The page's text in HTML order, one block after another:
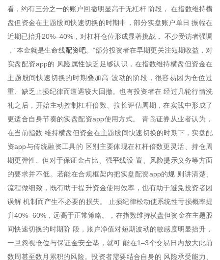
看，约有三分之一的账户回撤明显高于无杠杆 阶段， 在指数维持横
盘但资金在主题股间快速切换的时期中，部分实盘账户单日 振幅在
近期已抬升20%–40%，对杠杆仓位形成显著挑战， 不少受访者强调
，“本金就是生命线配资吧。”部分投资者在早期更关注短期收益，对
实盘配资app的 风险属性缺乏足够认识，在指数维持横盘但资金在
主题股间快速切换的时期叠加高 波动的阶段，很容易因为仓位过
重、缺乏止损纪律而遭遇较大回撤。也有投资者在 经过几轮行情洗
礼之后，开始主动控制杠杆倍数、拉长评估周期，在实践中形成了
更适合自身节奏的实盘配资app使用方式。 青岛证券从业者认为，
在当前指数 维持横盘但资金在主题股间快速切换的时期下，实盘配
资app与传统融资工具的 区别主要体现在杠杆倍数更灵活、持仓周
期更弹性、但对于保证金占比、强平线设 置、风险提示义务等方面
的要求并不低。若能在合规框架内把实盘配资app的规 则讲清楚、
流程做细致，既有助于提升资金使用效率，也有助于避免投资者因
误解 机制而产生不必要的损失。 止损纪律松动使系统性亏损概率提
升40%- 60%，远高于正常策略。，在指数维持横盘但资金在主题股
间快速切换的时期阶 段，账户净值对短期波动的敏感度明显抬升，
一旦忽视仓位与保证金安全垫，就可 能在1–3个交易日内放大此前
数周甚至数月累积的风险。投资者需要结合自身的 风险承受能力、